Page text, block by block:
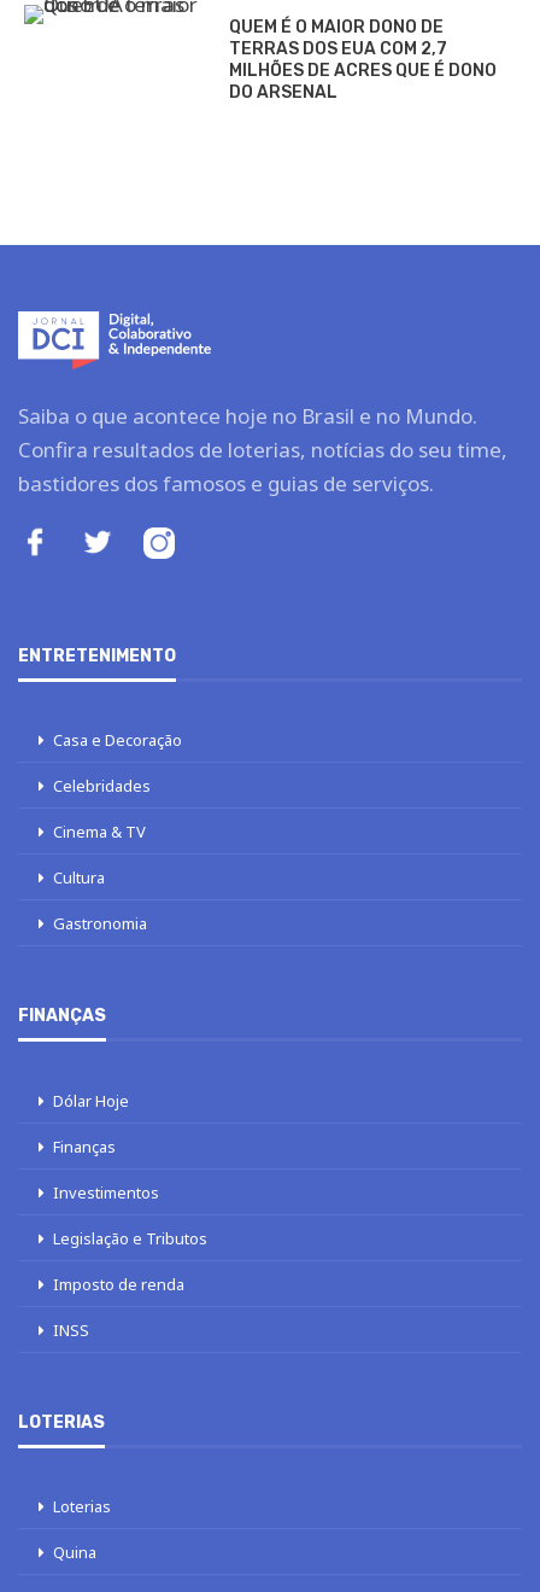
QUEM É O MAIOR DONO DE
TERRAS DOS EUA COM 2,7
MILHÕES DE ACRES QUE É DONO
DO ARSENAL
Saiba o que acontece hoje no Brasil e no Mundo.
Confira resultados de loterias, notícias do seu time,
bastidores dos famosos e guias de serviços.
ENTRETENIMENTO
Casa e Decoração
Celebridades
Cinema & TV
Cultura
Gastronomia
FINANÇAS
Dólar Hoje
Finanças
Investimentos
Legislação e Tributos
Imposto de renda
INSS
LOTERIAS
Loterias
Quina